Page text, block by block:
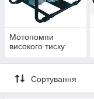
Мотопомпи
високого тиску
Сортування